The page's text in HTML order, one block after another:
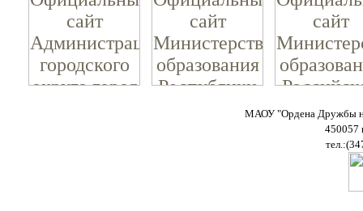
МАОУ "Ордена Дружбы
450057